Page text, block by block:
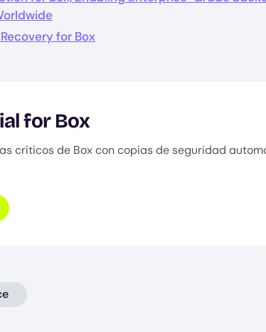
for Box
for Box
críticos de Box con copias de seguridad